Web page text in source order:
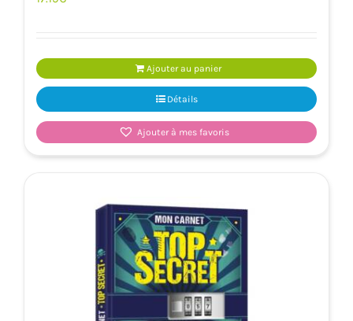
Ajouter au panier
Détails
Ajouter à mes favoris